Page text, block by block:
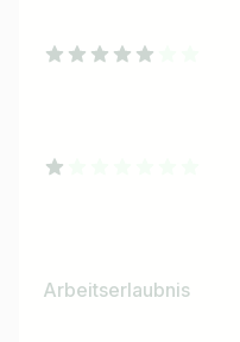
Arbeitserlaubnis